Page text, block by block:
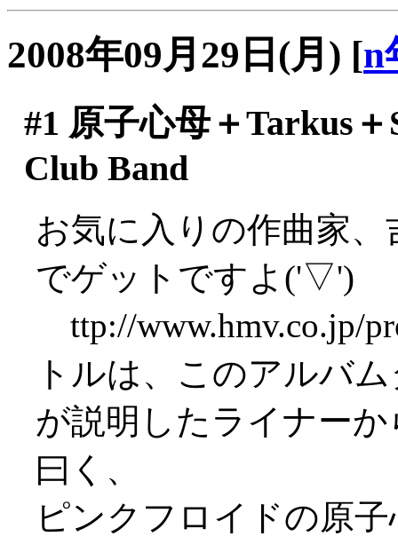
2008年09月29日(月) [n
#1 原子心母＋Tarkus
Club Band
お気に入りの作曲家
でゲットですよ('▽')
ttp://www.hmv.co.jp/
トルは、このアルバ
が説明したライナーか
曰く、
ピンクフロイドの原